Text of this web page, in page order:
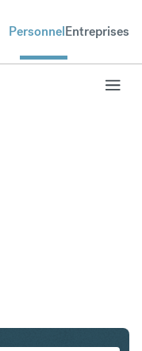
PersonnelEntreprises